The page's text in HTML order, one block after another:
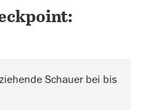
Schauer bei bis